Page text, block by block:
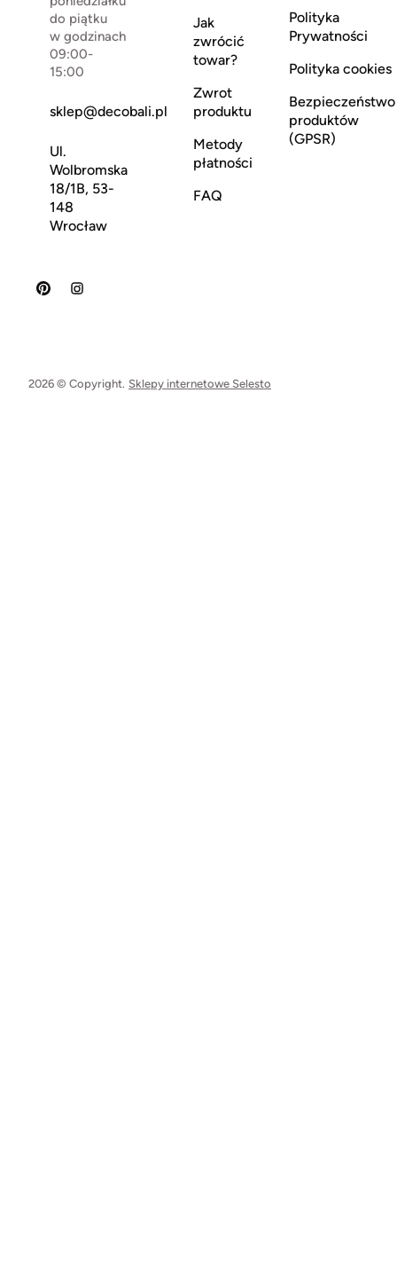
do piątku
w godzinach
09:00-
15:00
sklep@decobali.pl
Ul.
Wolbromska
18/1B, 53-
148
Wrocław
Jak
zwrócić
towar?
Zwrot
produktu
Metody
płatności
FAQ
Polityka
Prywatności
Polityka cookies
Bezpieczeństwo
produktów
(GPSR)
2026 © Copyright. Sklepy internetowe Selesto